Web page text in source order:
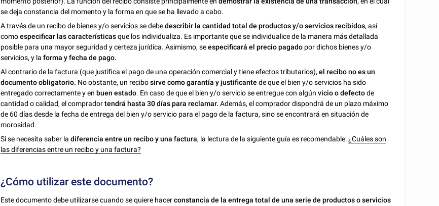
se deja constancia del momento y la forma en que se ha llevado a cabo.
A través de un recibo de bienes y/o servicios se debedescribir la cantidad total de productos y/o servicios recibidos, así
comoespecificar las característicasque los individualiza. Es importante que se individualice de la manera más detallada
posible para una mayor seguridad y certeza jurídica. Asimismo, seespecificará el precio pagado por dichos bienes y/o
servicios, y laforma y fecha de pago.
Al contrario de la factura (que justifica el pago de una operación comercial y tiene efectos tributarios),el recibo no es un
documento obligatorio. No obstante, un recibosirve como garantía y justificante de que el bien y/o servicios ha sido
entregado correctamente y en buen estado. En caso de que el bien y/o servicio se entregue con algúnvicio o defectode
cantidad o calidad, el compradortendrá hasta 30 días para reclamar. Además, el comprador dispondrá de un plazo máximo
de 60 días desde la fecha de entrega del bien y/o servicio para el pago de la factura, sino se encontrará en situación de
morosidad.
Si se necesita saber ladiferencia entre un recibo y una factura, la lectura de la siguiente guía es recomendable:¿Cuáles son
las diferencias entre un recibo y una factura?
¿Cómo utilizar este documento?
Este documento debe utilizarse cuando se quiere hacerconstancia de la entrega total de una serie de productos o servicios